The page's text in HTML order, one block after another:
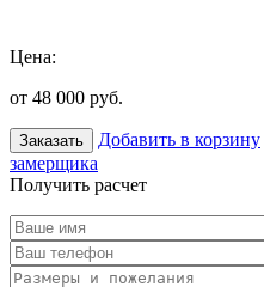
Цена:
от 48 000 руб.
Заказать Добавить в корзину
замерщика
Получить расчет